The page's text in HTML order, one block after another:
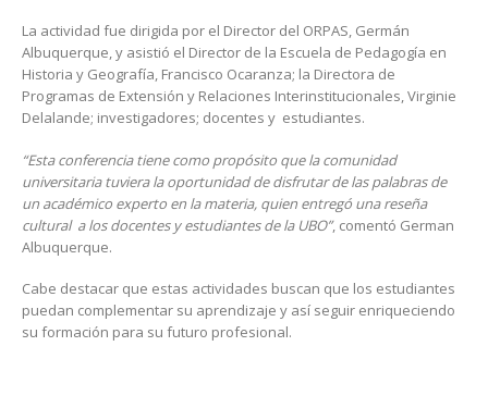
La actividad fue dirigida por el Director del ORPAS, Germán
Albuquerque, y asistió el Director de la Escuela de Pedagogía en
Historia y Geografía, Francisco Ocaranza; la Directora de
Programas de Extensión y Relaciones Interinstitucionales, Virginie
Delalande; investigadores; docentes y estudiantes.
“Esta conferencia tiene como propósito que la comunidad
universitaria tuviera la oportunidad de disfrutar de las palabras de
un académico experto en la materia, quien entregó una reseña
cultural a los docentes y estudiantes de la UBO”, comentó German
Albuquerque.
Cabe destacar que estas actividades buscan que los estudiantes
puedan complementar su aprendizaje y así seguir enriqueciendo
su formación para su futuro profesional.